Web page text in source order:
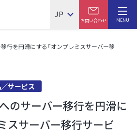
MENU
JP
お問い合わせ
行を円滑にする「オンプレミスサーバー移
サービス
のサーバー移行を円滑に
スサーバー移行サービ